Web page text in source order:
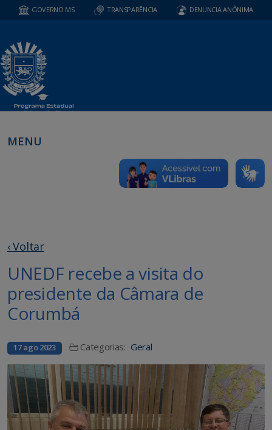
GOVERNO MS TRANSPARÊNCIA DENUNCIA ANÔNIMA
MENU
‹ Voltar
UNEDF recebe a visita do
presidente da Câmara de
Corumbá
17 ago 2023 Categorias: Geral